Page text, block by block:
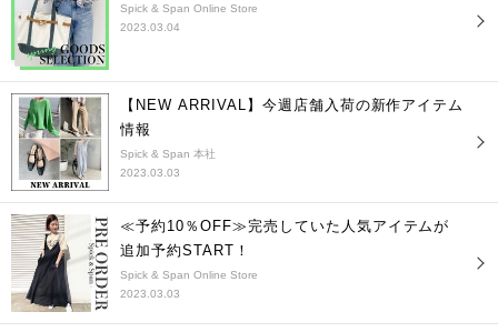
Spick & Span Online Store
2023.03.04
【NEW ARRIVAL】今週店舗入荷の新作アイテム
情報
Spick & Span 本社
2023.03.03
≪予約10％OFF≫完売していた人気アイテムが
追加予約START！
Spick & Span Online Store
2023.03.03